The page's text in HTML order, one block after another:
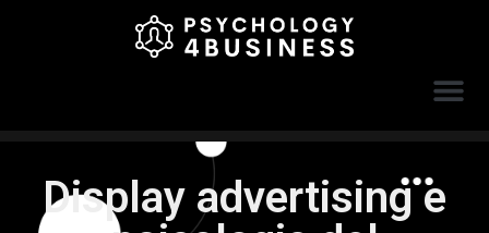
Display advertising e